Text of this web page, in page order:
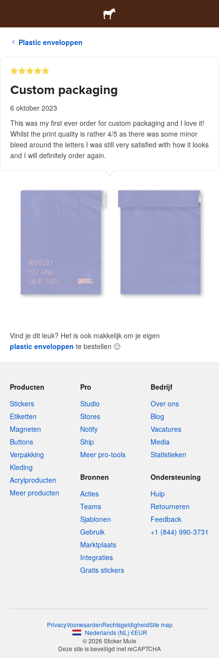
Plastic enveloppen
Custom packaging
6 oktober 2023
This was my first ever order for custom packaging and I love it!
Whilst the print quality is rather 4/5 as there was some minor
bleed around the letters I was still very satisfied with how it looks
and I will definitely order again.
Vind je dit leuk? Het is ook makkelijk om je eigen
plastic enveloppen te bestellen 🙂
Producten
Stickers
Etiketten
Magneten
Buttons
Verpakking
Kleding
Acrylproducten
Meer producten
Pro
Studio
Stores
Notify
Ship
Meer pro-tools
Bedrijf
Over ons
Blog
Vacatures
Media
Statistieken
Bronnen
Acties
Teams
Sjablonen
Gebruik
Marktplaats
Integraties
Gratis stickers
Ondersteuning
Hulp
Retourneren
Feedback
+1 (844) 990-3731
PrivacyVoorwaardenRechtsgeldigheidSite map
Nederlands(NL ) €EUR
© 2026 Sticker Mule
Deze site is beveiligd met reCAPTCHA